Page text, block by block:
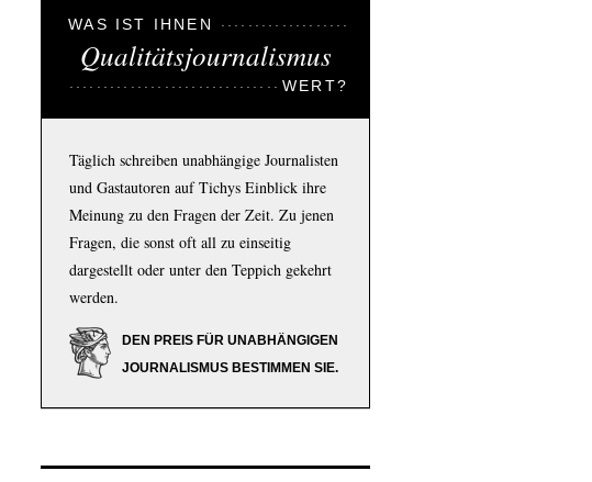
WAS IST IHNEN
Qualitätsjournalismus
WERT?
Täglich schreiben unabhängige Journalisten
und Gastautoren auf Tichys Einblick ihre
Meinung zu den Fragen der Zeit. Zu jenen
Fragen, die sonst oft all zu einseitig
dargestellt oder unter den Teppich gekehrt
werden.
DEN PREIS FÜR UNABHÄNGIGEN
JOURNALISMUS BESTIMMEN SIE.